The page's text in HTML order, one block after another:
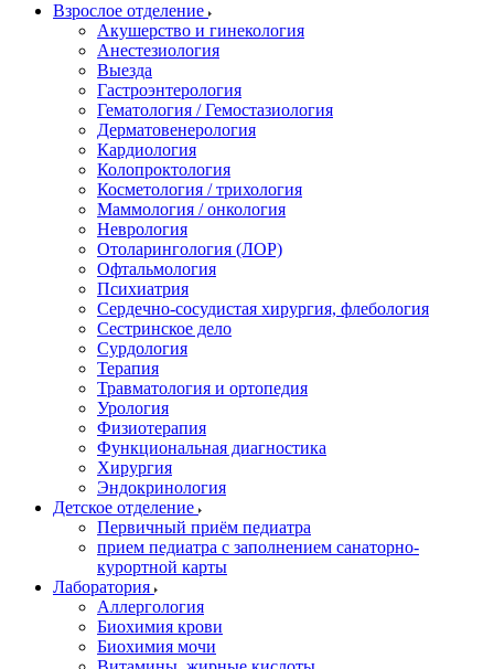
Взрослое отделение
Акушерство и гинекология
Анестезиология
Выезда
Гастроэнтерология
Гематология / Гемостазиология
Дерматовенерология
Кардиология
Колопроктология
Косметология / трихология
Маммология / онкология
Неврология
Отоларингология (ЛОР)
Офтальмология
Психиатрия
Сердечно-сосудистая хирургия, флебология
Сестринское дело
Сурдология
Терапия
Травматология и ортопедия
Урология
Физиотерапия
Функциональная диагностика
Хирургия
Эндокринология
Детское отделение
Первичный приём педиатра
прием педиатра с заполнением санаторно-
курортной карты
Лаборатория
Аллергология
Биохимия крови
Биохимия мочи